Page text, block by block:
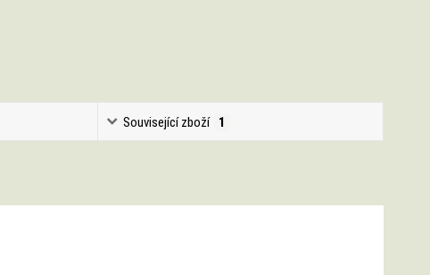
Související zboží 1